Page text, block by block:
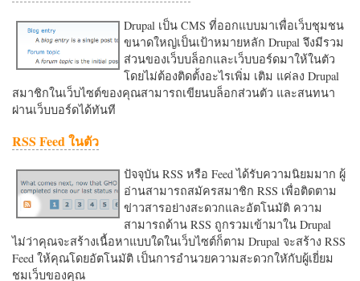
Drupal เป็น CMS ที่ออกแบบมาเพื่อเว็บชุมชน
ขนาดใหญ่เป็นเป้าหมายหลัก Drupal จึงมีรวม
ส่วนของเว็บบล็อกและเว็บบอร์ดมาให้ในตัว
โดยไม่ต้องติดตั้งอะไรเพิ่ม เติม แค่ลง Drupal
สมาชิกในเว็บไซต์ของคุณสามารถเขียนบล็อกส่วนตัว และสนทนา
ผ่านเว็บบอร์ดได้ทันที
RSS Feed ในตัว
ปัจจุบัน RSS หรือ Feed ได้รับความนิยมมาก ผู้
อ่านสามารถสมัครสมาชิก RSS เพื่อติดตาม
ข่าวสารอย่างสะดวกและอัตโนมัติ ความ
สามารถด้าน RSS ถูกรวมเข้ามาใน Drupal
ไม่ว่าคุณจะสร้างเนื้อหาแบบใดในเว็บไซต์ก็ตาม Drupal จะสร้าง RSS
Feed ให้คุณโดยอัตโนมัติ เป็นการอำนวยความสะดวกใหักับผู้เยี่ยม
ชมเว็บของคุณ